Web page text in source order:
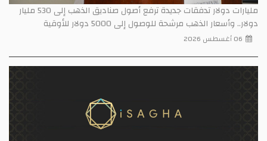
مليارات دولار تدفقات جديدة ترفع أصول صناديق الذهب إلى 530 مليار
دولار.. وأسعار الذهب مرشحة للوصول إلى 5000 دولار للأوقية
06 أغسطس 2026